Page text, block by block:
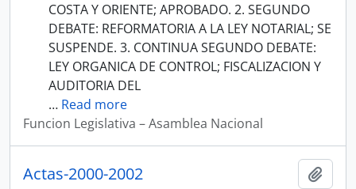
COSTA Y ORIENTE; APROBADO. 2. SEGUNDO
DEBATE: REFORMATORIA A LA LEY NOTARIAL; SE
SUSPENDE. 3. CONTINUA SEGUNDO DEBATE:
LEY ORGANICA DE CONTROL; FISCALIZACION Y
AUDITORIA DEL
… Read more
Funcion Legislativa – Asamblea Nacional
Actas-2000-2002